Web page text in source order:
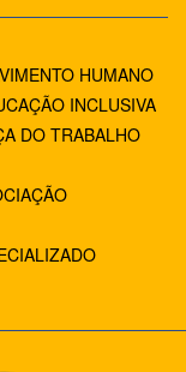
HUMANO
INCLUSIVA
DO TRABALHO